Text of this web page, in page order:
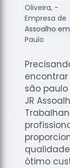
Raspagem
de Tacos
Raspagem
de
Madeiras
Raspagens
de Pisos
Tacos de
Madeiras
são
JR
ótimo